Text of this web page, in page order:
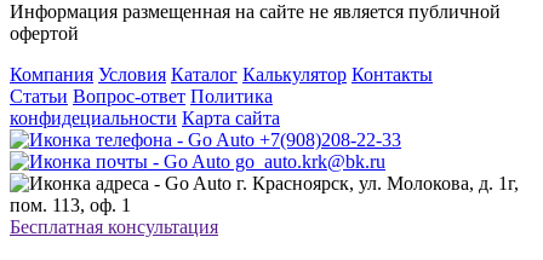
Информация размещенная на сайте не является публичной
офертой
Компания Условия Каталог Калькулятор Контакты
Статьи Вопрос-ответ Политика
конфидециальности Карта сайта
+7(908)208-22-33
go_auto.krk@bk.ru
г. Красноярск, ул. Молокова, д. 1г,
пом. 113, оф. 1
Бесплатная консультация